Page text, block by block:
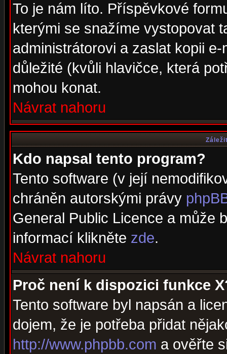
To je nám líto. Příspěvkové
kterými se snažíme vystopovat
administrátorovi a zaslat kopii
důležité (kvůli hlavičce, která
mohou konat.
Návrat nahoru
Kdo napsal tento program?
Tento software (v její
chráněn autorskými právy
General Public Licence a může
informací klikněte zde.
Návrat nahoru
Proč není k dispozici funkce
Tento software byl napsán a
dojem, že je potřeba přidat
http://www.phpbb.com a ověřte